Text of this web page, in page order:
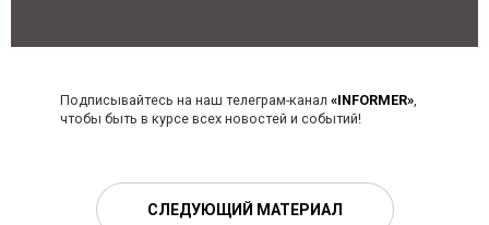
Подписывайтесь на наш телеграм-канал «INFORMER»,
чтобы быть в курсе всех новостей и событий!
СЛЕДУЮЩИЙ МАТЕРИАЛ